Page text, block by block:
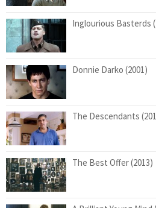
Inglourious Basterds
Donnie Darko (2001)
The Descendants
The Best Offer (2013)